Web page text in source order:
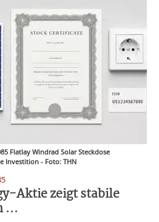
Flatlay Windrad Solar Steckdose
Investition - Foto: THN
Aktie zeigt stabile
...